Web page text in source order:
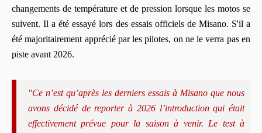
changements de température et de pression lorsque les motos se
suivent. Il a été essayé lors des essais officiels de Misano. S'il a
été majoritairement apprécié par les pilotes, on ne le verra pas en
piste avant 2026.
"Ce n’est qu’après les derniers essais à Misano que nous
avons décidé de reporter à 2026 l’introduction qui était
effectivement prévue pour la saison à venir. Le test à